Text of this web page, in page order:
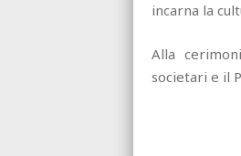
incarna la
Alla
societari e il